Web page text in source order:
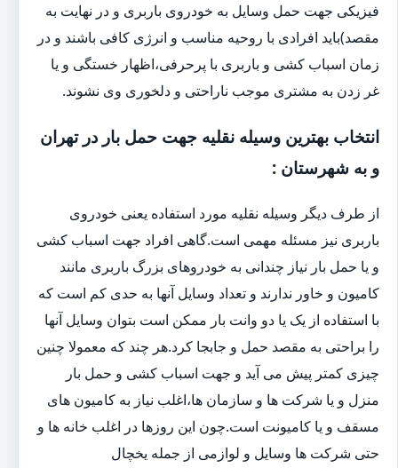
فیزیکی جهت حمل وسایل به خودروی باربری و در نهایت به
مقصد)باید افرادی با روحیه مناسب و انرژی کافی باشند و در
زمان اسباب کشی و باربری با پرحرفی،اظهار خستگی و یا
غر زدن به مشتری موجب ناراحتی و دلخوری وی نشوند.
انتخاب بهترین وسیله نقلیه جهت حمل بار در تهران
و به شهرستان :
از طرف دیگر وسیله نقلیه مورد استفاده یعنی خودروی
باربری نیز مسئله مهمی است.گاهی افراد جهت اسباب کشی
و یا حمل بار نیاز چندانی به خودروهای بزرگ باربری مانند
کامیون و خاور ندارند و تعداد وسایل آنها به حدی کم است که
با استفاده از یک یا دو وانت بار ممکن است بتوان وسایل آنها
را براحتی به مقصد حمل و جابجا کرد.هر چند که معمولا چنین
چیزی کمتر پیش می آید و جهت اسباب کشی و حمل بار
منزل و یا شرکت ها و سازمان ها،اغلب نیاز به کامیون های
مسقف و یا کامیونت است.چون این روزها در اغلب خانه ها و
حتی شرکت ها وسایل و لوازمی از جمله یخچال